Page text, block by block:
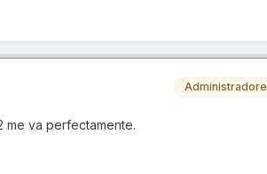
me va perfectamente.